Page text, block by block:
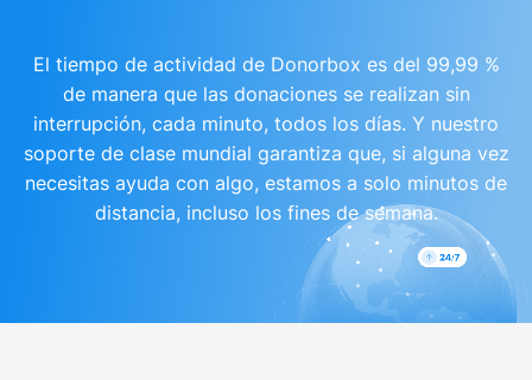
El tiempo de actividad de Donorbox es del 99,99 %
de manera que las donaciones se realizan sin
interrupción, cada minuto, todos los días. Y nuestro
soporte de clase mundial garantiza que, si alguna vez
necesitas ayuda con algo, estamos a solo minutos de
distancia, incluso los fines de semana.